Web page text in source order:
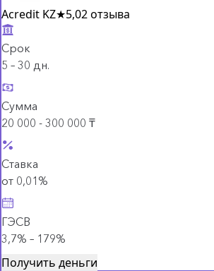
Acredit KZ★5,02 отзыва
Срок
5 – 30 дн.
Сумма
20 000 - 300 000 ₸
Ставка
от 0,01%
ГЭСВ
3,7% – 179%
Получить деньги